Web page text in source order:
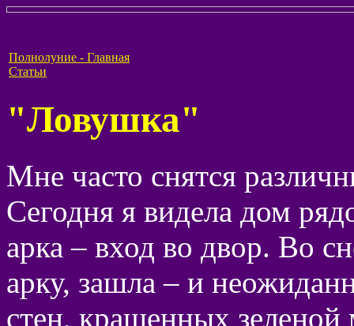
Полнолуние - Главная
Статьи
"Ловушка"
Мне часто снятся
Сегодня я видела дом
арка – вход во двор. Во
арку, зашла – и
стен, крашенных